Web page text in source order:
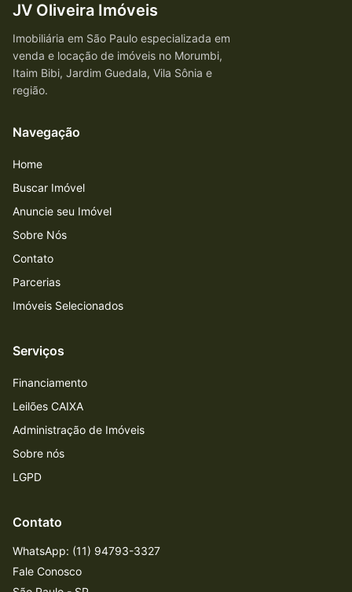
JV Oliveira Imóveis
Imobiliária em São Paulo especializada em
venda e locação de imóveis no Morumbi,
Itaim Bibi, Jardim Guedala, Vila Sônia e
região.
Navegação
Home
Buscar Imóvel
Anuncie seu Imóvel
Sobre Nós
Contato
Parcerias
Imóveis Selecionados
Serviços
Financiamento
Leilões CAIXA
Administração de Imóveis
Sobre nós
LGPD
Contato
WhatsApp: (11) 94793-3327
Fale Conosco